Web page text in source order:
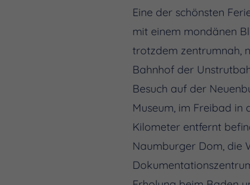
Eine der schönsten
mit einem mondänen
trotzdem zentrumnah,
Bahnhof der
Besuch auf der
Museum, im Freibad in
Kilometer entfernt
Naumburger Dom, die